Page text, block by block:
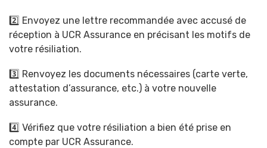
2️⃣ Envoyez une lettre recommandée avec accusé de
réception à UCR Assurance en précisant les motifs de
votre résiliation.
3️⃣ Renvoyez les documents nécessaires (carte verte,
attestation d’assurance, etc.) à votre nouvelle
assurance.
4️⃣ Vérifiez que votre résiliation a bien été prise en
compte par UCR Assurance.